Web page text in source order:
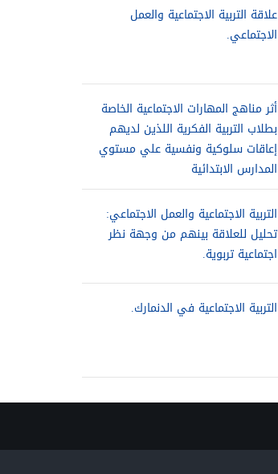
علاقة التربية الاجتماعية والعمل
الاجتماعي.
أثر مناهج المهارات الاجتماعية الخاصة
بطلاب التربية الفكرية اللذين لديهم
إعاقات سلوكية ونفسية علي مستوي
المدارس الابتدائية
التربية الاجتماعية والعمل الاجتماعي:
تحليل للعلاقة بينهم من وجهة نظر
اجتماعية تربوية.
التربية الاجتماعية في الدنمارك.